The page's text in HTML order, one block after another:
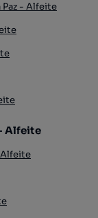
Paz - Alfeite
Alfeite
Alfeite